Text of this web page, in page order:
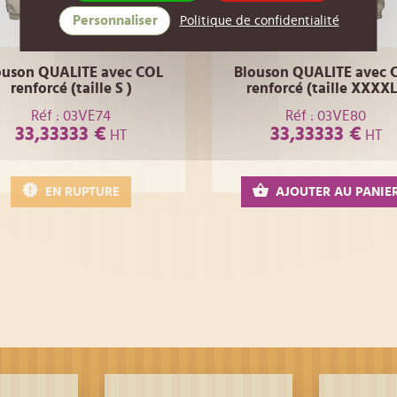
QUALITE avec COL
renforcé (taille S )
Réf : 03VE74
33,33333 € HT
EN RUPTURE
Blouson QUALITE avec
renforcé (taille
Réf : 03VE80
33,33333 € HT
AJOUTER AU
Personnaliser Politique de confidentialité